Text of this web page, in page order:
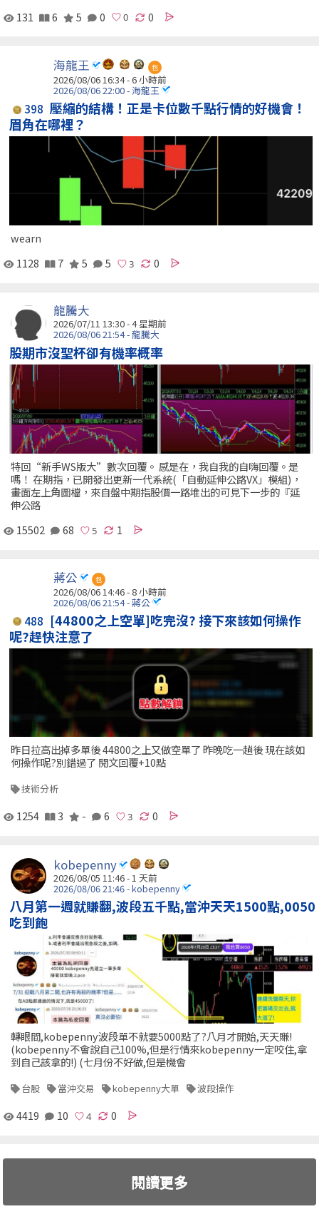
131
6 5 0 0
海龍王 包
2026/08/06 16:34 -6 小時前
2026/08/06 22:00 - 海龍王
398 壓縮的結構！正是卡位數千點行情的好機會！
眉角在哪裡？
wearn
1128
7 5 5 0
龍騰大
2026/07/11 13:30 - 4 星期前
2026/08/06 21:54 - 龍騰大
股期市沒聖杯卻有機率概率
特回“新手WS版大”數次回覆。 感是在，我自我的自嗨回覆。是
嗎！ 在期指，已開發出更新一代系統(「自動延伸公路VX」模組)，
畫面左上角圖檔，來自盤中期指股價一路堆出的可見下一步的『延
伸公路
15502
68 1
蔣公 包
2026/08/06 14:46 -8 小時前
2026/08/06 21:54 - 蔣公
488 [44800之上空單]吃完沒? 接下來該如何操作
呢?趕快注意了
昨日拉高出掉多單後 44800之上又做空單了 昨晚吃一趟後 現在該如
何操作呢?別錯過了 閱文回覆+10點
技術分析
1254 3 - 6 0
kobepenny
2026/08/05 11:46 - 1 天前
2026/08/06 21:46 - kobepenny
八月第一週就賺翻,波段五千點,當沖天天1500點,0050
吃到飽
轉眼間,kobepenny波段單不就要5000點了?八月才開始,天天賺!
(kobepenny不會說自己100%,但是行情來kobepenny一定咬住,拿
到自己該拿的!) (七月份不好做,但是機會
台股 當沖交易 kobepenny大單 波段操作
4419 10 0
閱讀更多